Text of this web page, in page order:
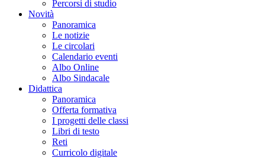
Percorsi di studio
Novità
Panoramica
Le notizie
Le circolari
Calendario eventi
Albo Online
Albo Sindacale
Didattica
Panoramica
Offerta formativa
I progetti delle classi
Libri di testo
Reti
Curricolo digitale